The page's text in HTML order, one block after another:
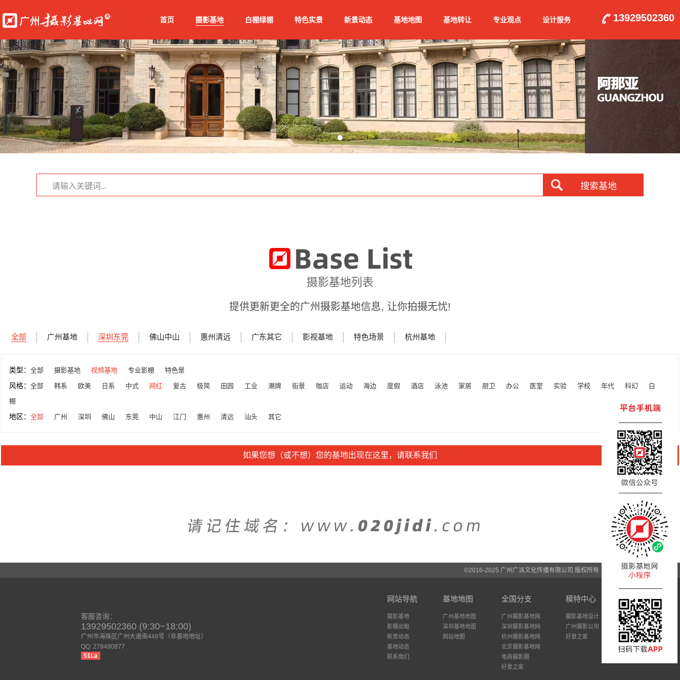
首页 摄影基地 白棚绿棚 特色实景 新景动态 基地地图 基地转让 专业观点 设计服务 13929502360
搜索基地
摄影基地列表
提供更新更全的广州摄影基地信息, 让你拍摄无忧!
全部 广州基地 深圳东莞 佛山中山 惠州清远 广东其它 影视基地 特色场景 杭州基地
类型： 全部 摄影基地 视频基地 专业影棚 特色景
风格： 全部 韩系 欧美 日系 中式 网红 复古 极简 田园 工业 潮牌 街景 咖店 运动 海边 度假 酒店 泳池 家居 厨卫 办公 医室 实验 学校 年代 科幻
白
棚
地区： 全部 广州 深圳 佛山 东莞 中山 江门 惠州 清远 汕头 其它
如果您想（或不想）您的基地出现在这里，请联系我们
©2016-2025 广州广派文化传播有限公司 版权所有
客服咨询：
13929502360 (9:30~18:00)
广州市海珠区广州大道南448号（非基地地址）
QQ: 278490877
51La
网站导航
摄影基地
影棚出租
新景动态
基地动态
联系我们
基地地图
广州基地地图
深圳基地地图
网站地图
全国分支
广州摄影基地网
深圳摄影基地网
杭州摄影基地网
北京摄影基地网
电商摄影圈
好景之家
模特中心
摄影基地设计
广州摄影公司
好景之家